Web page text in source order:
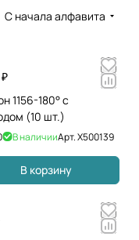
С начала алфавита
1156-180° с
(10 шт.)
В наличииАрт.X500139
В корзину